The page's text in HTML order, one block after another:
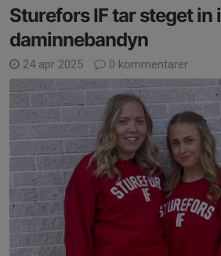
Sturefors IF tar steget in i
daminnebandyn
24 apr 2025 0 kommentarer